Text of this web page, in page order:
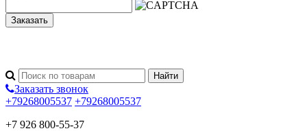
Заказать
Заказать звонок
+79268005537 +79268005537
+7 926 800-55-37